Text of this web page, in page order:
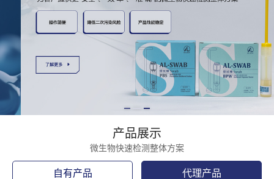
产品展示
微生物快速检测整体方案
自有产品 代理产品